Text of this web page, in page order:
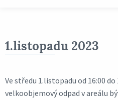
1.listopadu 2023
Ve středu 1.listopadu od 16:00
velkoobjemový odpad v areálu